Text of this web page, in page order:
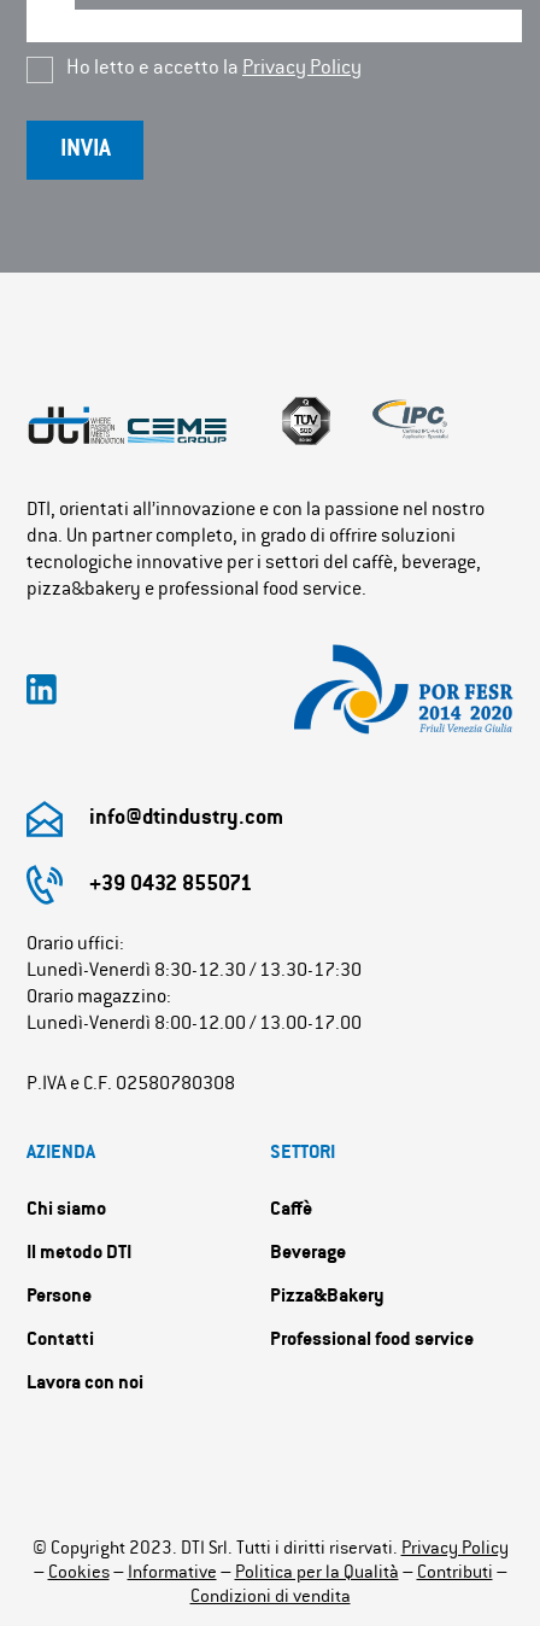
Ho letto e accetto la Privacy Policy
DTI, orientati all’innovazione e con la passione nel nostro
dna. Un partner completo, in grado di offrire soluzioni
tecnologiche innovative per i settori del caffè, beverage,
pizza&bakery e professional food service.
info@dtindustry.com
+39 0432 855071
Orario uffici:
Lunedì-Venerdì 8:30-12.30 / 13.30-17:30
Orario magazzino:
Lunedì-Venerdì 8:00-12.00 / 13.00-17.00
P.IVA e C.F. 02580780308
AZIENDA
Chi siamo
Il metodo DTI
Persone
Contatti
Lavora con noi
SETTORI
Caffè
Beverage
Pizza&Bakery
Professional food service
© Copyright 2023. DTI Srl. Tutti i diritti riservati. Privacy Policy
– Cookies– Informative – Politica per la Qualità – Contributi –
Condizioni di vendita